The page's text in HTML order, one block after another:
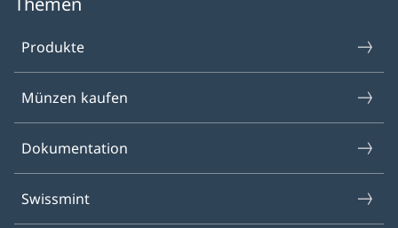
Produkte
Münzen kaufen
Dokumentation
Swissmint